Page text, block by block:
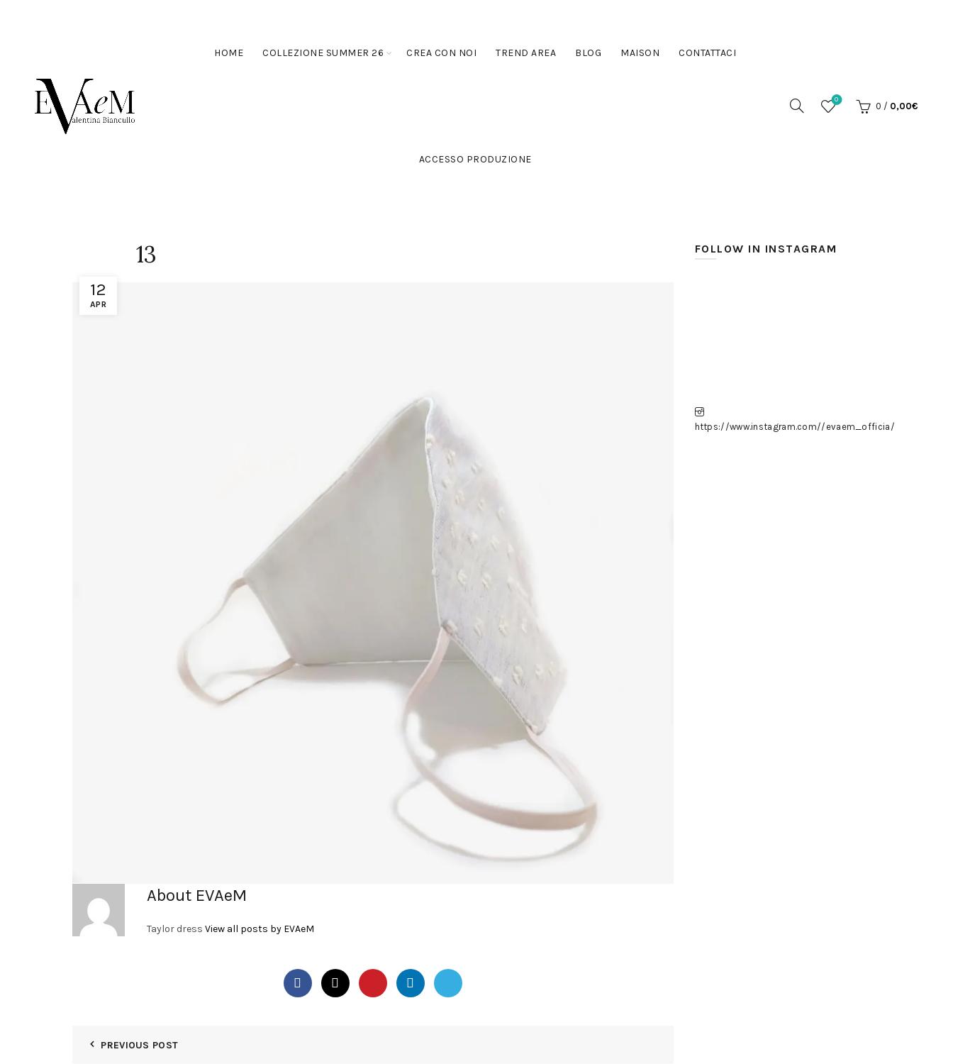
HOME COLLEZIONE SUMMER 26 CREA CON NOI TREND AREA BLOG MAISON CONTATTACI
ACCESSO PRODUZIONE
0
0 / 0,00€
12
APR
13
About EVAeM
Taylor dress View all posts by EVAeM
PREVIOUS POST
FOLLOW IN INSTAGRAM
https://www.instagram.com//evaem_officia/